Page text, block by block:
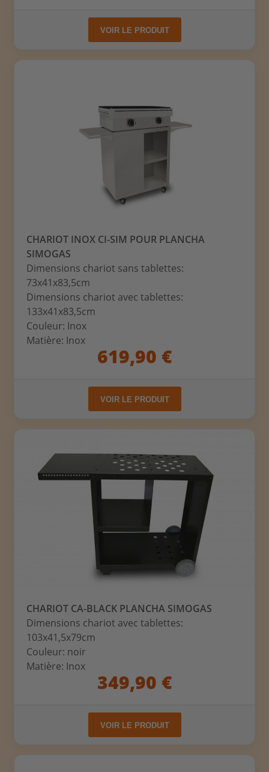
VOIR LE PRODUIT
CHARIOT INOX CI-SIM POUR PLANCHA
SIMOGAS
Dimensions chariot sans tablettes:
73x41x83,5cm
Dimensions chariot avec tablettes:
133x41x83,5cm
Couleur: Inox
Matière: Inox
619,90 €
VOIR LE PRODUIT
CHARIOT CA-BLACK PLANCHA SIMOGAS
Dimensions chariot avec tablettes:
103x41,5x79cm
Couleur: noir
Matière: Inox
349,90 €
VOIR LE PRODUIT